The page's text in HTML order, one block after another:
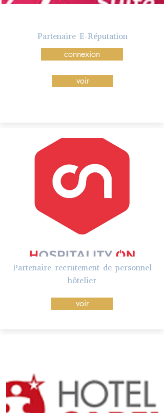
Partenaire E-Réputation
connexion
voir
Partenaire recrutement de personnel
hôtelier
voir